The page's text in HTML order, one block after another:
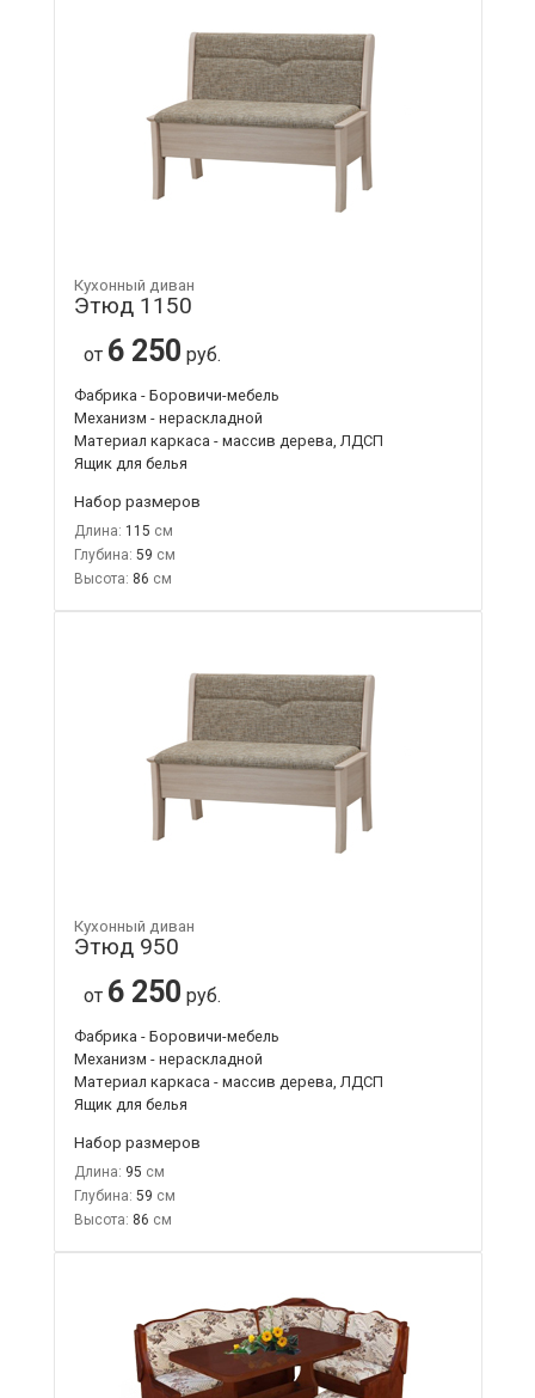
Кухонный диван
Этюд 1150
от 6 250 руб.
Фабрика - Боровичи-мебель
Механизм - нераскладной
Материал каркаса - массив дерева, ЛДСП
Ящик для белья
Набор размеров
Длина: 115
Глубина: 59
Высота: 86
Кухонный диван
Этюд 950
от 6 250 руб.
Фабрика - Боровичи-мебель
Механизм - нераскладной
Материал каркаса - массив дерева, ЛДСП
Ящик для белья
Набор размеров
Длина: 95
Глубина: 59
Высота: 86